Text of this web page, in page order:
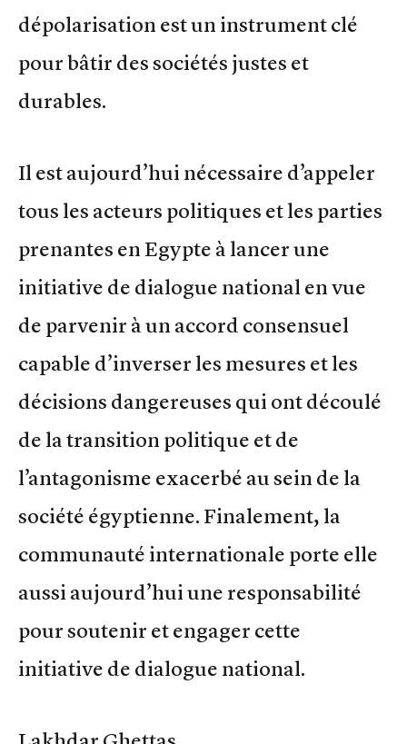
dépolarisation est un instrument clé
pour bâtir des sociétés justes et
durables.
Il est aujourd’hui nécessaire d’appeler
tous les acteurs politiques et les parties
prenantes en Egypte à lancer une
initiative de dialogue national en vue
de parvenir à un accord consensuel
capable d’inverser les mesures et les
décisions dangereuses qui ont découlé
de la transition politique et de
l’antagonisme exacerbé au sein de la
société égyptienne. Finalement, la
communauté internationale porte elle
aussi aujourd’hui une responsabilité
pour soutenir et engager cette
initiative de dialogue national.